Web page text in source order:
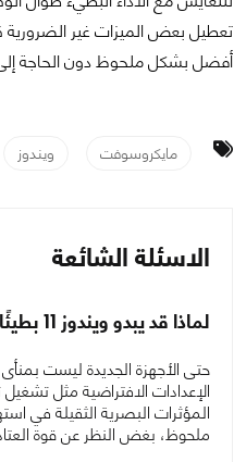
تعطيل بعض الميزات غير
أفضل بشكل ملحوظ دون الحاجة إلى
مايكروسوفت ويندوز
الاسئلة الشائعة
لماذا قد يبدو ويندوز 11 بطيئًا حتى على جهاز حديث؟
حتى الأجهزة الجديدة ليست
الإعدادات الافتراضية مثل
المؤثرات البصرية الثقيلة في
ملحوظ، بغض النظر عن قوة